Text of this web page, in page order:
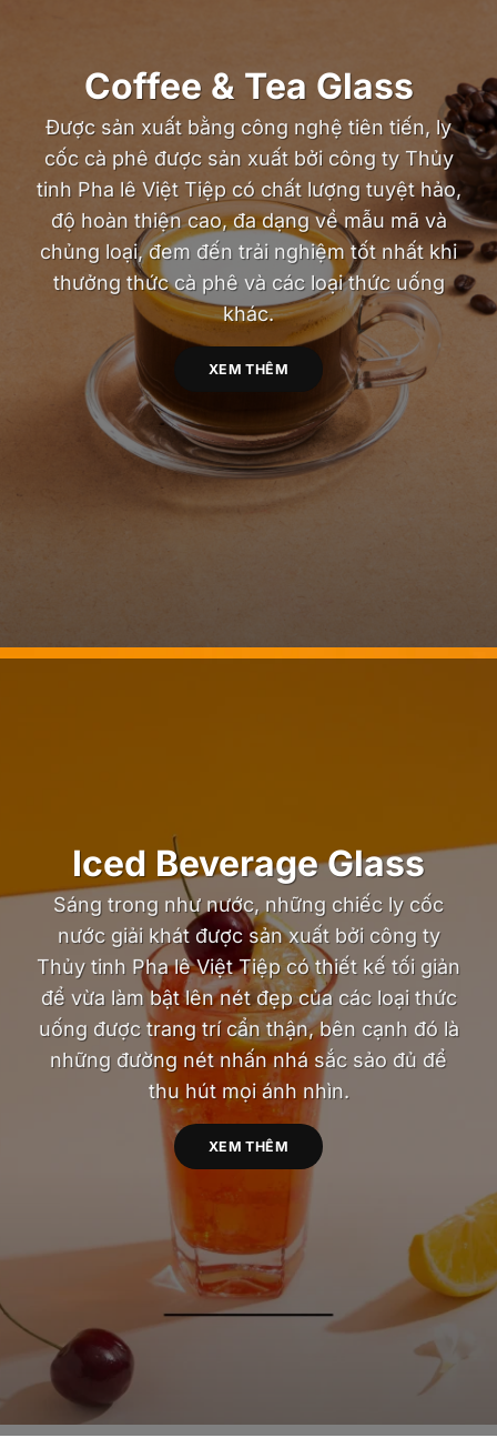
Coffee & Tea Glass
Được sản xuất bằng công nghệ tiên tiến, ly
cốc cà phê được sản xuất bởi công ty Thủy
tinh Pha lê Việt Tiệp có chất lượng tuyệt hảo,
độ hoàn thiện cao, đa dạng về mẫu mã và
chủng loại, đem đến trải nghiệm tốt nhất khi
thưởng thức cà phê và các loại thức uống
khác.
XEM THÊM
Iced Beverage Glass
Sáng trong như nước, những chiếc ly cốc
nước giải khát được sản xuất bởi công ty
Thủy tinh Pha lê Việt Tiệp có thiết kế tối giản
để vừa làm bật lên nét đẹp của các loại thức
uống được trang trí cẩn thận, bên cạnh đó là
những đường nét nhấn nhá sắc sảo đủ để
thu hút mọi ánh nhìn.
XEM THÊM